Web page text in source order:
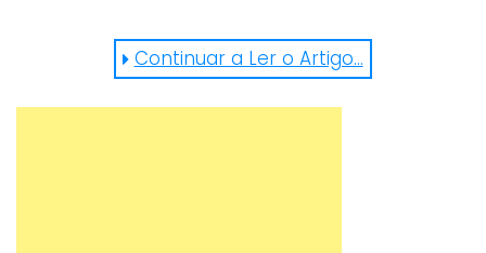
Continuar a Ler o Artigo...